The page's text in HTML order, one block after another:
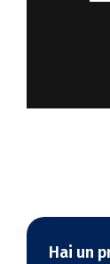
Hai un